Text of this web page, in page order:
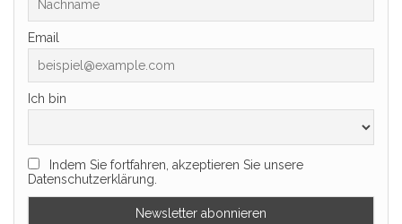
Email
Ich bin
Indem Sie fortfahren, akzeptieren Sie unsere
Datenschutzerklärung.